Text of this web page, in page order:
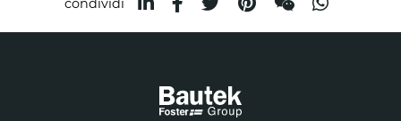
condividi